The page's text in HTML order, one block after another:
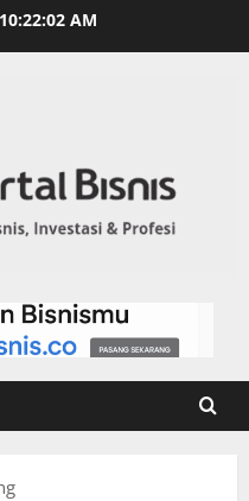
10:22:03 AM